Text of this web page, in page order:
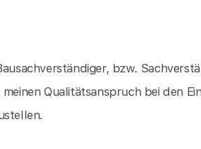
bzw.
Qualitätsanspruch bei den